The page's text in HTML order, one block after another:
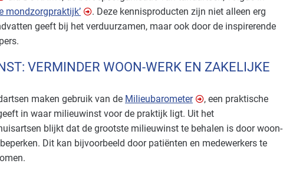
mondzorgpraktijk’
. Deze kennisproducten zijn niet alleen erg
geeft bij het verduurzamen, maar ook door de inspirerende
VERMINDER WOON-WERK EN ZAKELIJKE
maken gebruik van de Milieubarometer
, een praktische
in waar milieuwinst voor de praktijk ligt. Uit het
blijkt dat de grootste milieuwinst te behalen is door woon-
Dit kan bijvoorbeeld door patiënten en medewerkers te